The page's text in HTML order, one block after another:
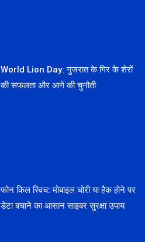
World Lion Day: गुजरात के गिर के शेरों
की सफलता और आगे की चुनौती
फोन किल स्विच: मोबाइल चोरी या हैक होने पर
डेटा बचाने का आसान साइबर सुरक्षा उपाय